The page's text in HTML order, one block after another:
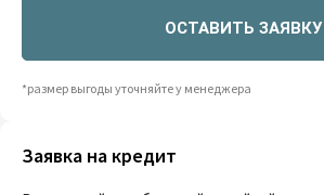
ОСТАВИТЬ ЗАЯВКУ
*размер выгоды уточняйте у менеджера
Заявка на кредит